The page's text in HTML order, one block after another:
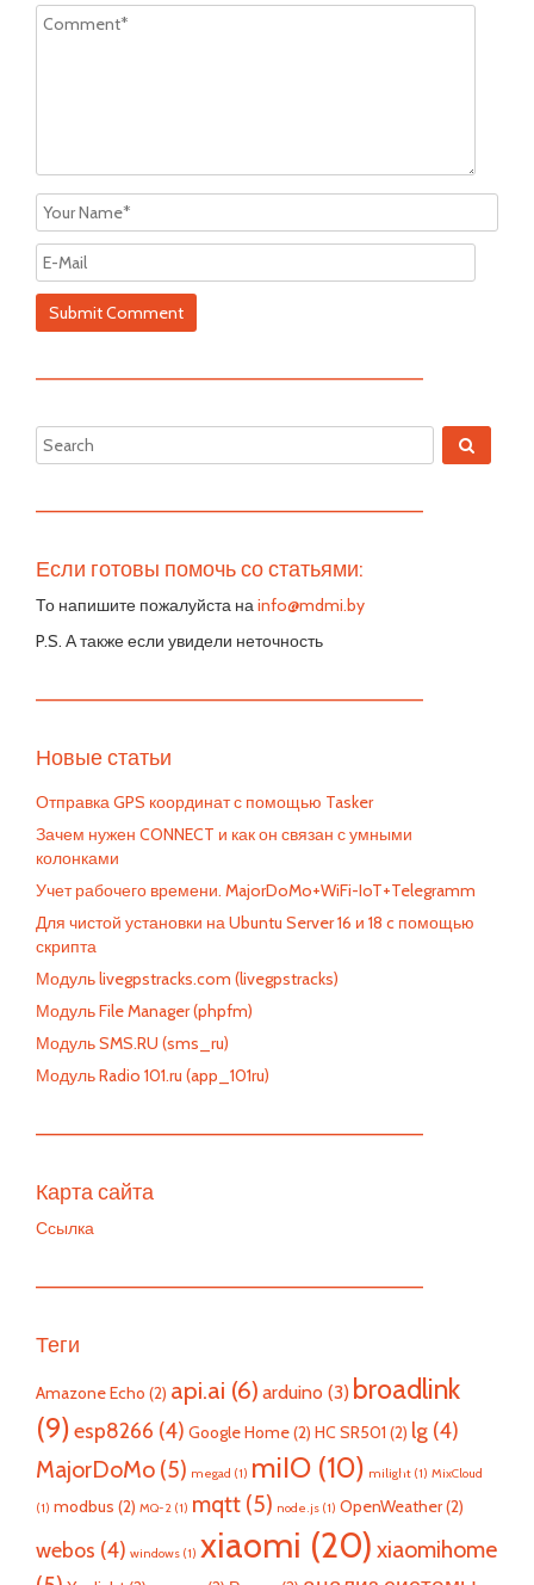
—————————————————————————
—————————————————————————
Если готовы помочь со статьями:
То напишите пожалуйста наinfo@mdmi.by
P.S. А также если увидели неточность
—————————————————————————
Новые статьи
Отправка GPS координат с помощью Tasker
Зачем нужен CONNECT и как он связан с умными
колонками
Учет рабочего времени. MajorDoMo+WiFi-IoT+Telegramm
Для чистой установки на Ubuntu Server 16 и 18 c помощью
скрипта
Модуль livegpstracks.com (livegpstracks)
Модуль File Manager (phpfm)
Модуль SMS.RU (sms_ru)
Модуль Radio 101.ru (app_101ru)
—————————————————————————
Карта сайта
Ссылка
—————————————————————————
Теги
Amazone Echo (2) api.ai (6) arduino (3) broadlink
(9)esp8266 (4) Google Home(2) HC SR501 (2) lg (4)
MajorDoMo (5) megad (1) miIO (10) milight (1) MixCloud
(1) modbus (2) MQ-2 (1) mqtt (5) node.js (1) OpenWeather(2)
webos (4) windows (1) xiaomi (20) xiaomihome